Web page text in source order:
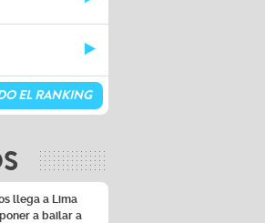
EL RANKING
llega a Lima
a bailar a